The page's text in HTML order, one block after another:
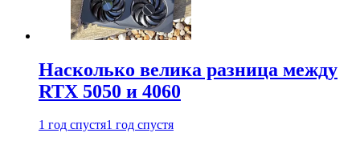
Насколько велика разница между
RTX 5050 и 4060
1 год спустя1 год спустя